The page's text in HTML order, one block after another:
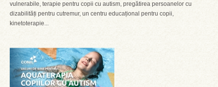
vulnerabile, terapie pentru copii cu autism, pregătirea persoanelor cu
dizabilități pentru cutremur, un centru educațional pentru copii,
kinetoterapie...